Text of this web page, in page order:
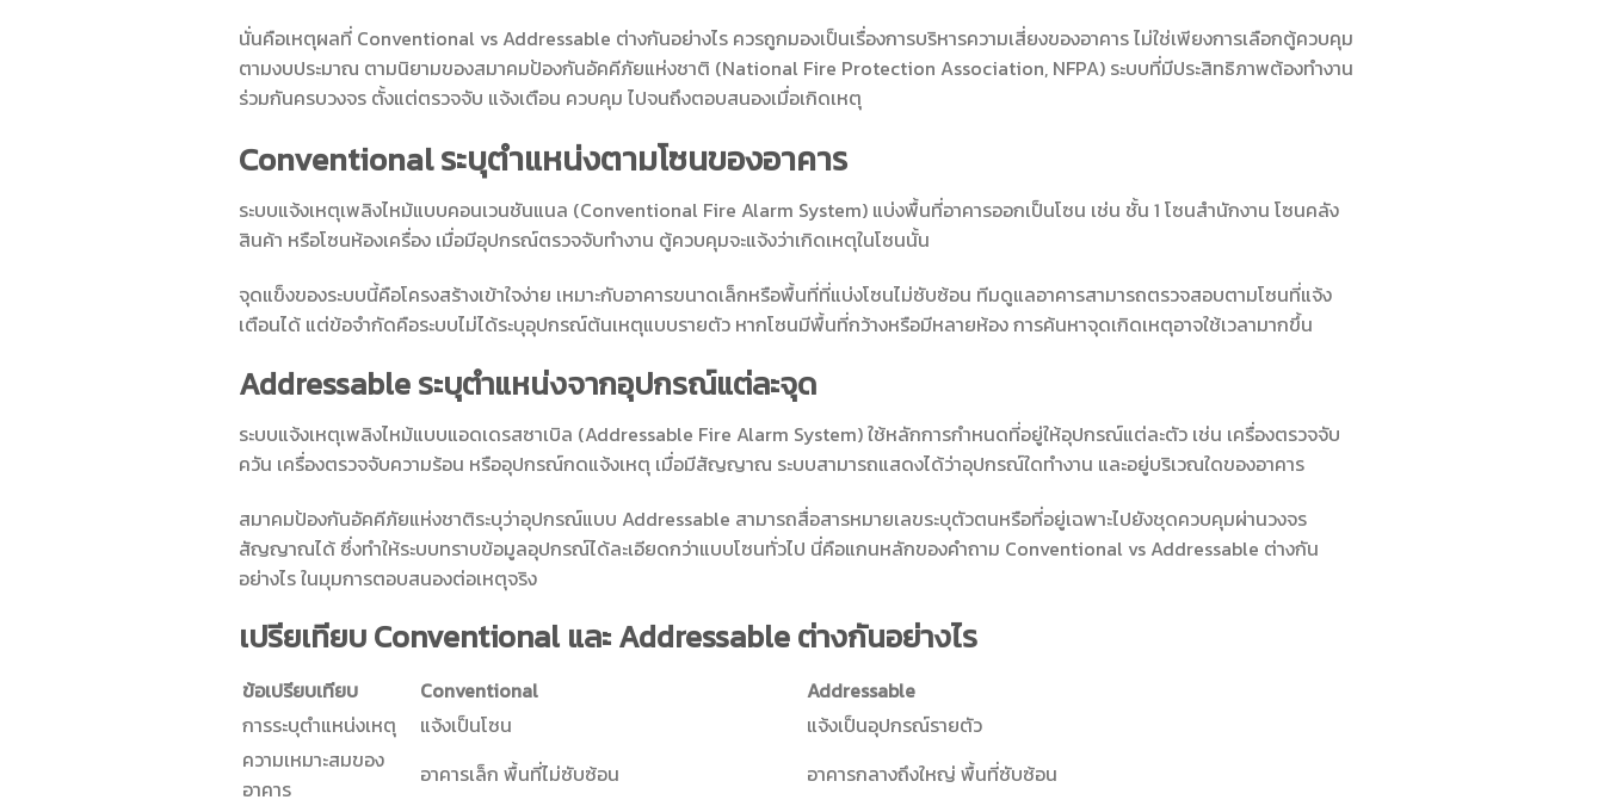
นั่นคือเหตุผลที่ Conventional vs Addressable ต่างกันอย่างไร ควรถูกมองเป็นเรื่องการบริหารความเสี่ยงของอาคาร ไม่ใช่เพียงการเลือกตู้ควบคุม
ตามงบประมาณ ตามนิยามของสมาคมป้องกันอัคคีภัยแห่งชาติ (National Fire Protection Association, NFPA) ระบบที่มีประสิทธิภาพต้องทำงาน
ร่วมกันครบวงจร ตั้งแต่ตรวจจับ แจ้งเตือน ควบคุม ไปจนถึงตอบสนองเมื่อเกิดเหตุ
Conventional ระบุตำแหน่งตามโซนของอาคาร
ระบบแจ้งเหตุเพลิงไหม้แบบคอนเวนชันแนล (Conventional Fire Alarm System) แบ่งพื้นที่อาคารออกเป็นโซน เช่น ชั้น 1 โซนสำนักงาน โซนคลัง
สินค้า หรือโซนห้องเครื่อง เมื่อมีอุปกรณ์ตรวจจับทำงาน ตู้ควบคุมจะแจ้งว่าเกิดเหตุในโซนนั้น
จุดแข็งของระบบนี้คือโครงสร้างเข้าใจง่าย เหมาะกับอาคารขนาดเล็กหรือพื้นที่ที่แบ่งโซนไม่ซับซ้อน ทีมดูแลอาคารสามารถตรวจสอบตามโซนที่แจ้ง
เตือนได้ แต่ข้อจำกัดคือระบบไม่ได้ระบุอุปกรณ์ต้นเหตุแบบรายตัว หากโซนมีพื้นที่กว้างหรือมีหลายห้อง การค้นหาจุดเกิดเหตุอาจใช้เวลามากขึ้น
Addressable ระบุตำแหน่งจากอุปกรณ์แต่ละจุด
ระบบแจ้งเหตุเพลิงไหม้แบบแอดเดรสซาเบิล (Addressable Fire Alarm System) ใช้หลักการกำหนดที่อยู่ให้อุปกรณ์แต่ละตัว เช่น เครื่องตรวจจับ
ควัน เครื่องตรวจจับความร้อน หรืออุปกรณ์กดแจ้งเหตุ เมื่อมีสัญญาณ ระบบสามารถแสดงได้ว่าอุปกรณ์ใดทำงาน และอยู่บริเวณใดของอาคาร
สมาคมป้องกันอัคคีภัยแห่งชาติระบุว่าอุปกรณ์แบบ Addressable สามารถสื่อสารหมายเลขระบุตัวตนหรือที่อยู่เฉพาะไปยังชุดควบคุมผ่านวงจร
สัญญาณได้ ซึ่งทำให้ระบบทราบข้อมูลอุปกรณ์ได้ละเอียดกว่าแบบโซนทั่วไป นี่คือแกนหลักของคำถาม Conventional vs Addressable ต่างกัน
อย่างไร ในมุมการตอบสนองต่อเหตุจริง
เปรียเทียบ Conventional และ Addressable ต่างกันอย่างไร
ข้อเปรียบเทียบ Conventional
Addressable
การระบุตำแหน่งเหตุ
แจ้งเป็นโซน
แจ้งเป็นอุปกรณ์รายตัว
ความเหมาะสมของ
อาคาร
อาคารเล็ก พื้นที่ไม่ซับซ้อน
อาคารกลางถึงใหญ่ พื้นที่ซับซ้อน